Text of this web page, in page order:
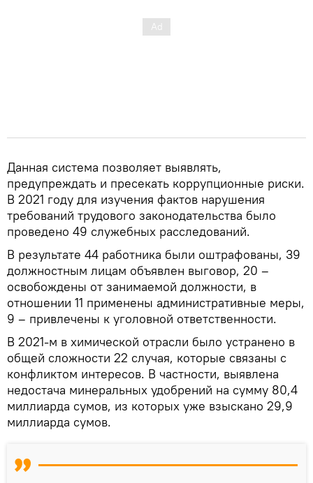
Данная система позволяет выявлять,
предупреждать и пресекать коррупционные риски.
В 2021 году для изучения фактов нарушения
требований трудового законодательства было
проведено 49 служебных расследований.
В результате 44 работника были оштрафованы, 39
должностным лицам объявлен выговор, 20 –
освобождены от занимаемой должности, в
отношении 11 применены административные меры,
9 – привлечены к уголовной ответственности.
В 2021-м в химической отрасли было устранено в
общей сложности 22 случая, которые связаны с
конфликтом интересов. В частности, выявлена
недостача минеральных удобрений на сумму 80,4
миллиарда сумов, из которых уже взыскано 29,9
миллиарда сумов.